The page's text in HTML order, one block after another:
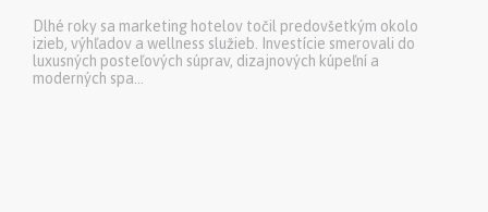
Dlhé roky sa marketing hotelov točil predovšetkým okolo
izieb, výhľadov a wellness služieb. Investície smerovali do
luxusných posteľových súprav, dizajnových kúpeľní a
moderných spa...